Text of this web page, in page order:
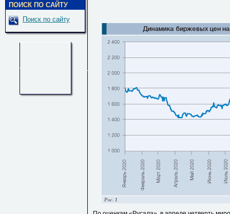
ПОИСК ПО САЙТУ
Поиск по сайту